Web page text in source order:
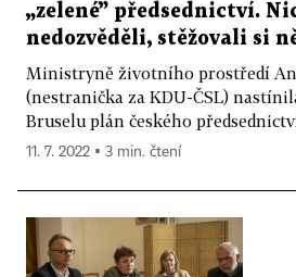
„zelené” předsednictví.
nedozvěděli, stěžovali si
Ministryně životního prostředí
(nestranička za KDU-ČSL)
Bruselu plán českého
11. 7. 2022 ▪ 3 min. čtení